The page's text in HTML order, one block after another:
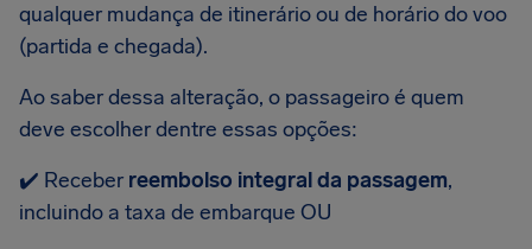
qualquer mudança de itinerário ou de horário do voo
(partida e chegada).
Ao saber dessa alteração, o passageiro é quem
deve escolher dentre essas opções:
✔️ Receber reembolso integral da passagem,
incluindo a taxa de embarque OU